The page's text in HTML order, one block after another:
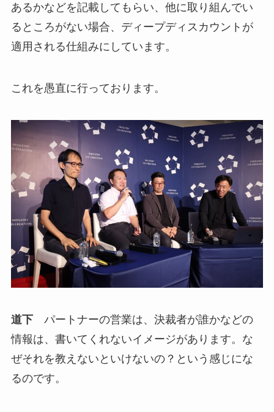
あるかなどを記載してもらい、他に取り組んでい
るところがない場合、ディープディスカウントが
適用される仕組みにしています。
これを愚直に行っております。
道下パートナーの営業は、決裁者が誰かなどの
情報は、書いてくれないイメージがあります。な
ぜそれを教えないといけないの？という感じにな
るのです。